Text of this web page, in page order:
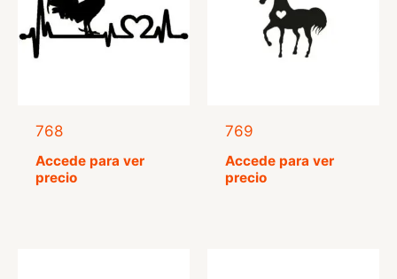
768
Accede para ver
precio
769
Accede para ver
precio